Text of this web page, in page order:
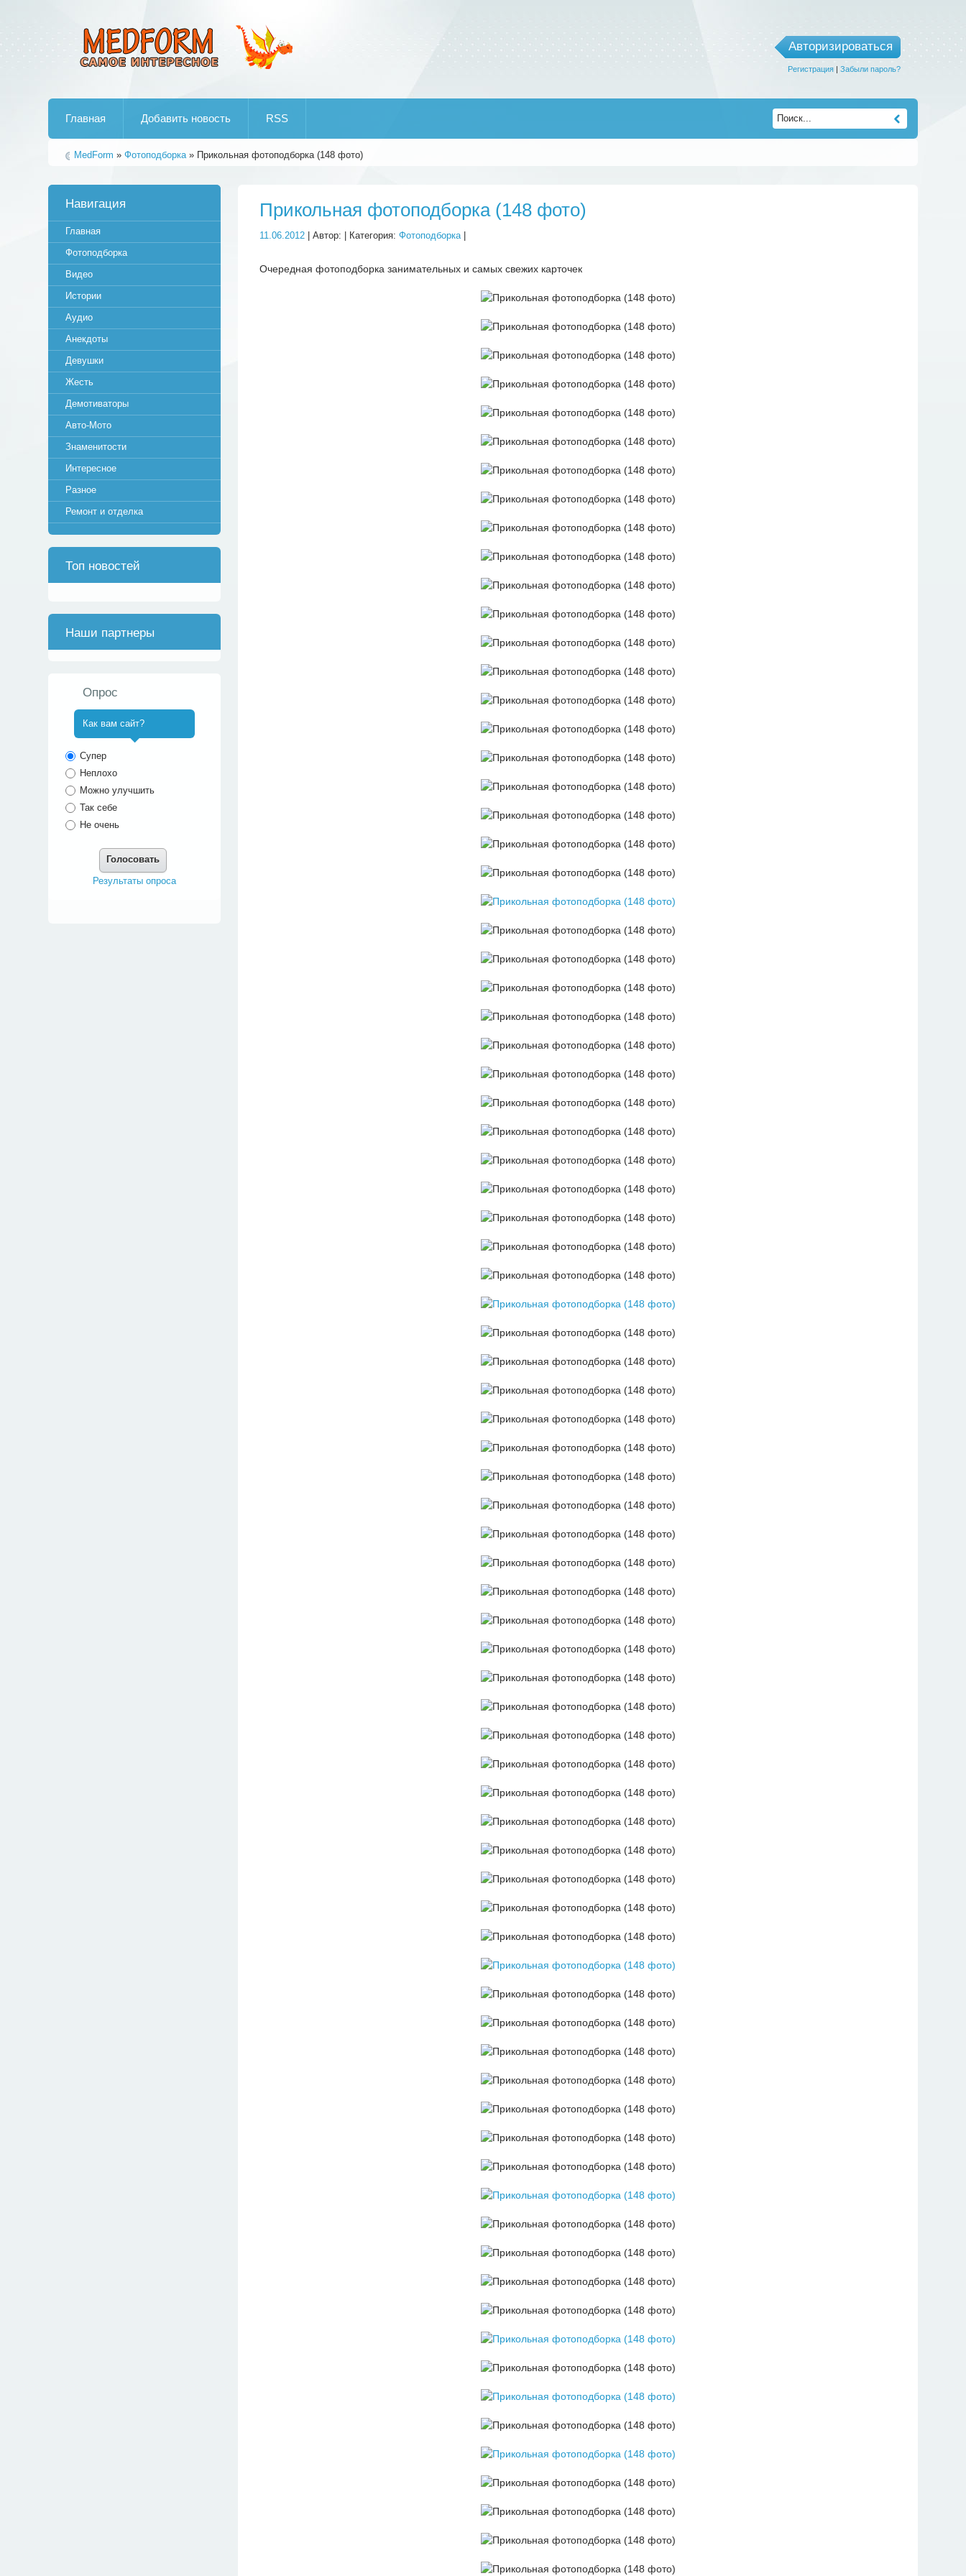
Авторизироваться
Регистрация| Забыли пароль?
Главная Добавить новость RSS
MedForm »Фотоподборка» Прикольная фотоподборка (148 фото)
Прикольная фотоподборка (148 фото)
11.06.2012 | Автор: | Категория:Фотоподборка|
Очередная фотоподборка занимательных и самых свежих карточек
Навигация
Главная
Фотоподборка
Видео
Истории
Аудио
Анекдоты
Девушки
Жесть
Демотиваторы
Авто-Мото
Знаменитости
Интересное
Разное
Ремонт и отделка
Топ новостей
Наши партнеры
Опрос
Как вам сайт?
Супер
Неплохо
Можно улучшить
Так себе
Не очень
Голосовать
Результаты опроса